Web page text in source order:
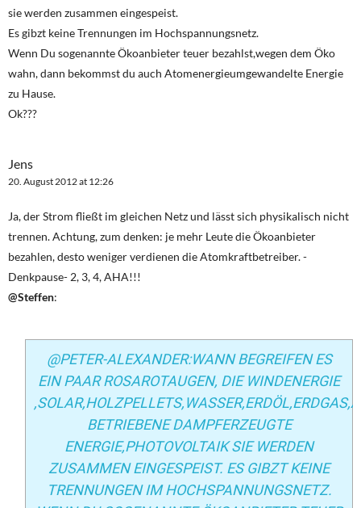
sie werden zusammen eingespeist.
Es gibzt keine Trennungen im Hochspannungsnetz.
Wenn Du sogenannte Ökoanbieter teuer bezahlst,wegen dem Öko
wahn, dann bekommst du auch Atomenergieumgewandelte Energie
zu Hause.
Ok???
Jens
20. August 2012 at 12:26
Ja, der Strom fließt im gleichen Netz und lässt sich physikalisch nicht
trennen. Achtung, zum denken: je mehr Leute die Ökoanbieter
bezahlen, desto weniger verdienen die Atomkraftbetreiber. -
Denkpause- 2, 3, 4, AHA!!!
@Steffen:
@PETER-ALEXANDER:WANN BEGREIFEN ES
EIN PAAR ROSAROTAUGEN, DIE WINDENERGIE
BETRIEBENE DAMPFERZEUGTE
ENERGIE,PHOTOVOLTAIK SIE WERDEN
ZUSAMMEN EINGESPEIST. ES GIBZT KEINE
TRENNUNGEN IM HOCHSPANNUNGSNETZ.